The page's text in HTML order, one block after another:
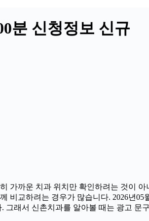
분 신청정보 신규
가까운 치과 위치만 확인하려는 것이
비교하려는 경우가 많습니다. 2026년
래서 신촌치과를 알아볼 때는 광고